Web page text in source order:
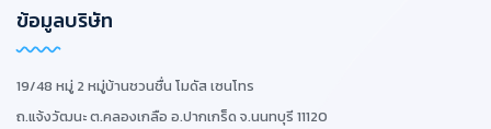
ข้อมูลบริษัท
19/48 หมู่ 2 หมู่บ้านชวนชื่น โมดัส เซนโทร
ถ.แจ้งวัฒนะ ต.คลองเกลือ อ.ปากเกร็ด จ.นนทบุรี 11120